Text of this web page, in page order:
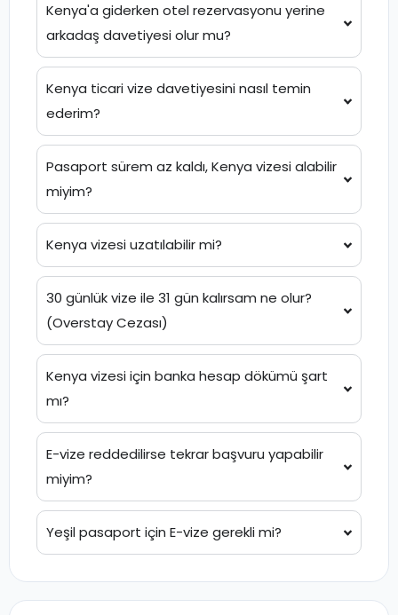
Kenya'a giderken otel rezervasyonu yerine
arkadaş davetiyesi olur mu?
Kenya ticari vize davetiyesini nasıl temin
ederim?
Pasaport sürem az kaldı, Kenya vizesi alabilir
miyim?
Kenya vizesi uzatılabilir mi?
30 günlük vize ile 31 gün kalırsam ne olur?
(Overstay Cezası)
Kenya vizesi için banka hesap dökümü şart
mı?
E-vize reddedilirse tekrar başvuru yapabilir
miyim?
Yeşil pasaport için E-vize gerekli mi?